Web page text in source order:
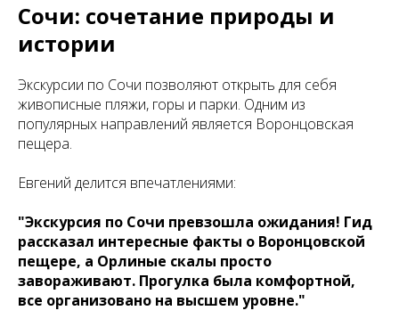
Сочи: сочетание природы и
истории
Экскурсии по Сочи позволяют открыть для себя
живописные пляжи, горы и парки. Одним из
популярных направлений является Воронцовская
пещера.
Евгений делится впечатлениями:
"Экскурсия по Сочи превзошла ожидания! Гид
рассказал интересные факты о Воронцовской
пещере, а Орлиные скалы просто
завораживают. Прогулка была комфортной,
все организовано на высшем уровне."